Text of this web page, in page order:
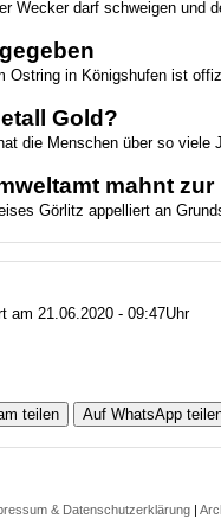
Wecker darf schweigen und
Ostring in Königshufen ist
Gold?
die Menschen über so viele
mahnt
Görlitz appelliert an
am 21.06.2020 - 09:47Uhr
teilen Auf WhatsApp
& Datenschutzerklärung |